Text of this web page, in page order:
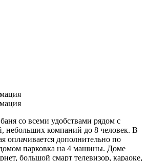
со всеми удобствами рядом с
небольших компаний до 8 человек. В
оплачивается дополнительно по
парковка на 4 машины. Доме
большой смарт телевизор, караоке,